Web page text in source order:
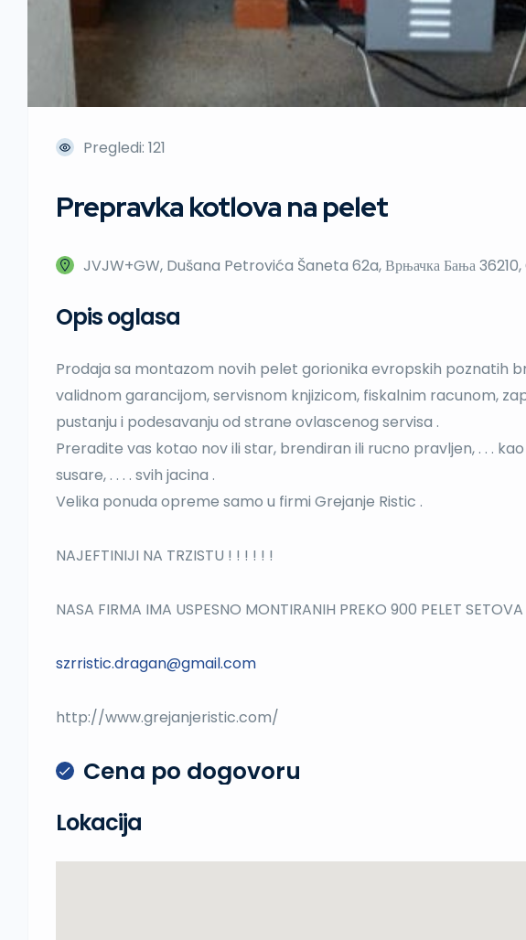
Pregledi: 121
Prepravka kotlova na pelet
JVJW+GW, Dušana Petrovića Šaneta 62a, Врњачка Бања 36210,
Opis oglasa
Prodaja sa montazom novih pelet gorionika evropskih poznatih
validnom garancijom, servisnom knjizicom, fiskalnim racunom,
pustanju i podesavanju od strane ovlascenog servisa .
Preradite vas kotao nov ili star, brendiran ili rucno pravljen, . . .
susare, . . . . svih jacina .
Velika ponuda opreme samo u firmi Grejanje Ristic .
NAJEFTINIJI NA TRZISTU ! ! ! ! ! !
NASA FIRMA IMA USPESNO MONTIRANIH PREKO 900 PELET
szrristic.dragan@gmail.com
http://www.grejanjeristic.com/
Cena po dogovoru
Lokacija